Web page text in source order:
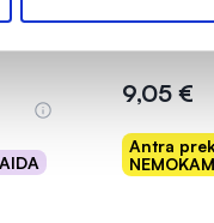
9,05 €
Antra
Į